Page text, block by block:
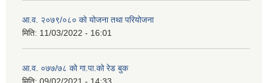
आ.व. २०७९/०८० को योजना तथा परियोजना
मिति: 11/03/2022 - 16:01
आ.व. ०७७/७८ को गा.पा.को रेड बुक